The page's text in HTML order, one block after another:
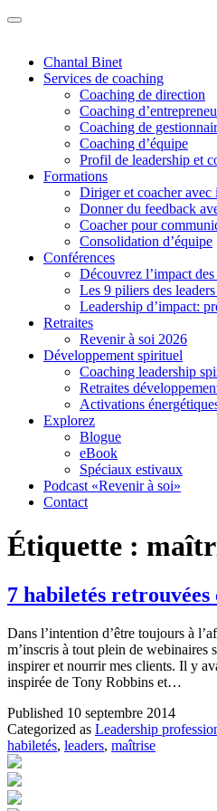
Chantal Binet
Services de coaching
Coaching de direction
Coaching
Coaching de
Coaching d’équipe
Profil de leadership et
Formations
Diriger et coacher avec
Donner du feedback
Coacher pour
Consolidation d’équipe
Conférences
Découvrez l’impact
Les 9 piliers des
Leadership d’impact:
Retraites
Revenir à soi 2026
Développement spirituel
Coaching leadership
Retraites
Activations
Explorez
Blogue
eBook
Spéciaux estivaux
Podcast «Revenir à soi»
Contact
Étiquette :
7 habiletés retrouvées
Dans l’intention d’être toujours à
m’inscris à tout plein de webinaires
inspirer et nourrir mes clients. Il y
inspirée de Tony Robbins et…
Published 10 septembre 2014
Categorized as Leadership
habiletés, leaders, maîtrise